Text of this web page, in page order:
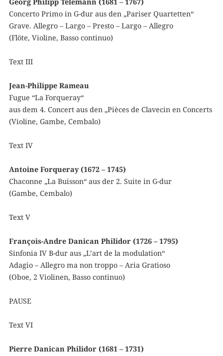
Concerto Primo in G-dur aus den „Pariser Quartetten“
Grave. Allegro – Largo – Presto – Largo – Allegro
(Flöte, Violine, Basso continuo)
Text III
Jean-Philippe Rameau
Fugue “La Forqueray“
aus dem 4. Concert aus den „Pièces de Clavecin en Concerts
(Violine, Gambe, Cembalo)
Text IV
Antoine Forqueray (1672 – 1745)
Chaconne „La Buisson“ aus der 2. Suite in G-dur
(Gambe, Cembalo)
Text V
François-Andre Danican Philidor (1726 – 1795)
Sinfonia IV B-dur aus „L’art de la modulation“
Adagio – Allegro ma non troppo – Aria Gratioso
(Oboe, 2 Violinen, Basso continuo)
PAUSE
Text VI
Pierre Danican Philidor (1681 – 1731)